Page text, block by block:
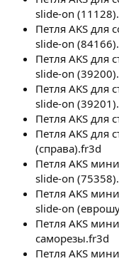
slide-on
Петля AKS для
slide-on
Петля AKS для
slide-on
Петля AKS для
slide-on
Петля AKS для
Петля AKS для
(справа).fr3d
Петля AKS
slide-on
Петля AKS
slide-on
Петля AKS
саморезы.fr3d
Петля AKS